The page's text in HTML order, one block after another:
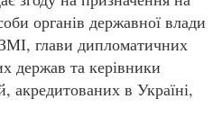
органів державної влади
глави дипломатичних
держав та керівники
акредитованих в Україні,